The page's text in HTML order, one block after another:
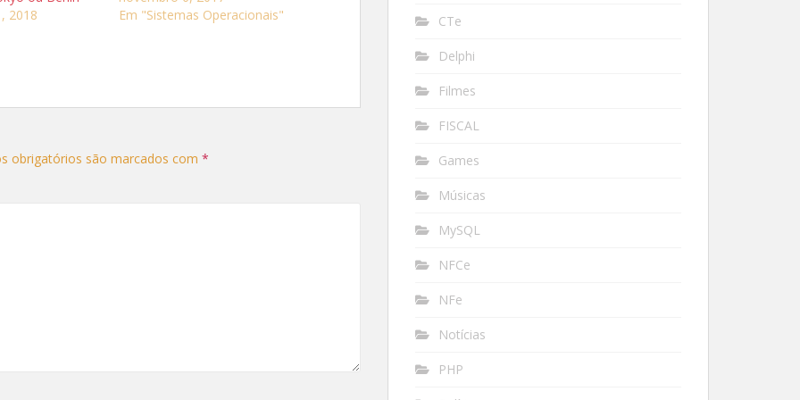
2018
Em "Sistemas Operacionais"
obrigatórios são marcados com *
CTe
Delphi
Filmes
FISCAL
Games
Músicas
MySQL
NFCe
NFe
Notícias
PHP